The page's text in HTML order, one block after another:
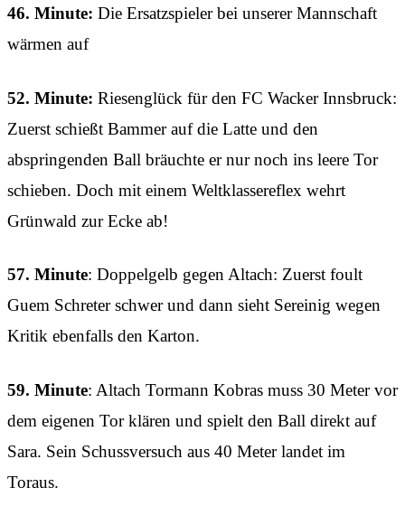
46. Minute: Die Ersatzspieler bei unserer Mannschaft
wärmen auf
52. Minute: Riesenglück für den FC Wacker Innsbruck:
Zuerst schießt Bammer auf die Latte und den
abspringenden Ball bräuchte er nur noch ins leere Tor
schieben. Doch mit einem Weltklassereflex wehrt
Grünwald zur Ecke ab!
57. Minute: Doppelgelb gegen Altach: Zuerst foult
Guem Schreter schwer und dann sieht Sereinig wegen
Kritik ebenfalls den Karton.
59. Minute: Altach Tormann Kobras muss 30 Meter vor
dem eigenen Tor klären und spielt den Ball direkt auf
Sara. Sein Schussversuch aus 40 Meter landet im
Toraus.